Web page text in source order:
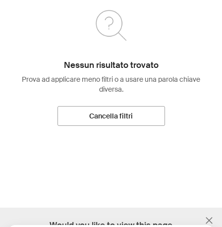
Nessun risultato trovato
Prova ad applicare meno filtri o a usare una parola chiave
diversa.
Cancella filtri